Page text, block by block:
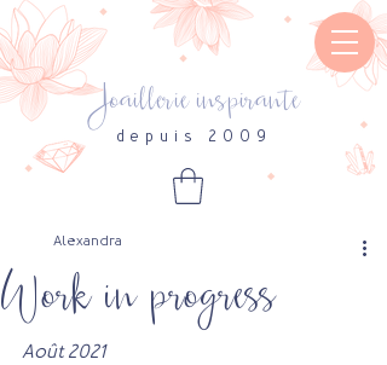
Joaillerie inspirante
depuis 2009
Work in progress
Alexandra
Août 2021